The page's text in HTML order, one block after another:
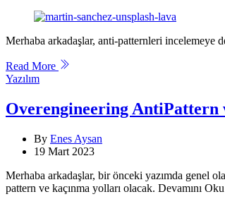
Merhaba arkadaşlar, anti-patternleri incelemeye
Read More
Categories
Yazılım
Overengineering AntiPattern
By Enes Aysan
19 Mart 2023
Merhaba arkadaşlar, bir önceki yazımda genel
pattern ve kaçınma yolları olacak. Devamını Oku